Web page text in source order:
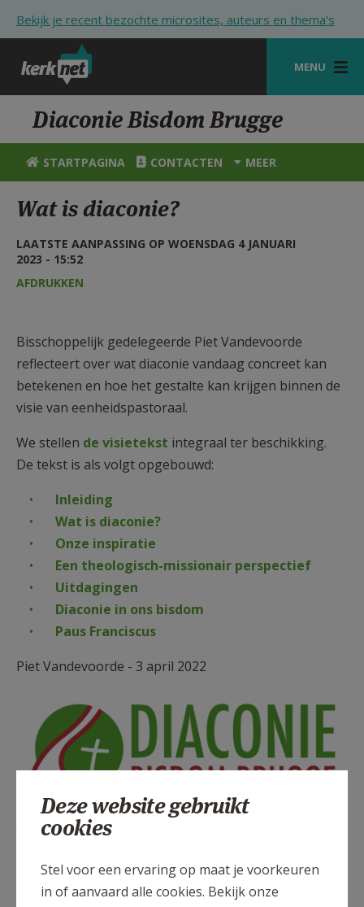
Bekijk je recent bezochte microsites, auteurs en thema's
MENU
STARTPAGINA
KERK
VIERINGEN
SHOP
ZOEKEN
HULP
MIJN PAROCHIE
AANMELDEN OF REGISTREREN
Diaconie Bisdom Brugge
STARTPAGINA CONTACTEN MEER
Wat is diaconie?
LAATSTE AANPASSING OP WOENSDAG 4 JANUARI
2023 - 15:52
AFDRUKKEN
Bisschoppelijk gedelegeerde Piet Vandevoorde
reflecteert over wat diaconie vandaag concreet kan
betekenen en hoe het gestalte kan krijgen binnen de
visie van eenheidspastoraal.
We stellen de visietekst integraal ter beschikking.
De tekst is als volgt opgebouwd:
Inleiding
Wat is diaconie?
Onze inspiratie
Een theologisch-missionair perspectief
Uitdagingen
Diaconie in ons bisdom
Paus Franciscus
Piet Vandevoorde - 3 april 2022
Logo Dienst Diaconie Bisdom Brugge
Deze website gebruikt
cookies
Stel voor een ervaring op maat je voorkeuren
in of aanvaard alle cookies. Bekijk onze